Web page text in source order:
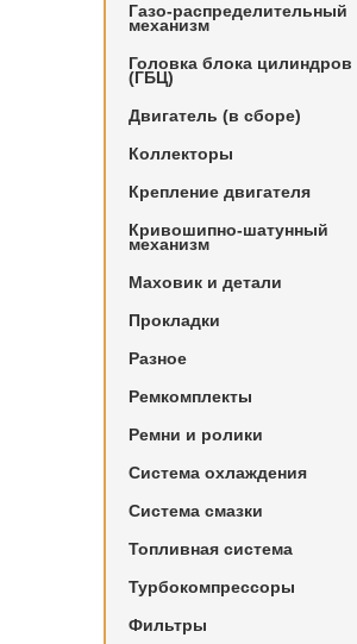
Газо-распределительный
механизм
Головка блока цилиндров
(ГБЦ)
Двигатель (в сборе)
Коллекторы
Крепление двигателя
Кривошипно-шатунный
механизм
Маховик и детали
Прокладки
Разное
Ремкомплекты
Ремни и ролики
Система охлаждения
Система смазки
Топливная система
Турбокомпрессоры
Фильтры